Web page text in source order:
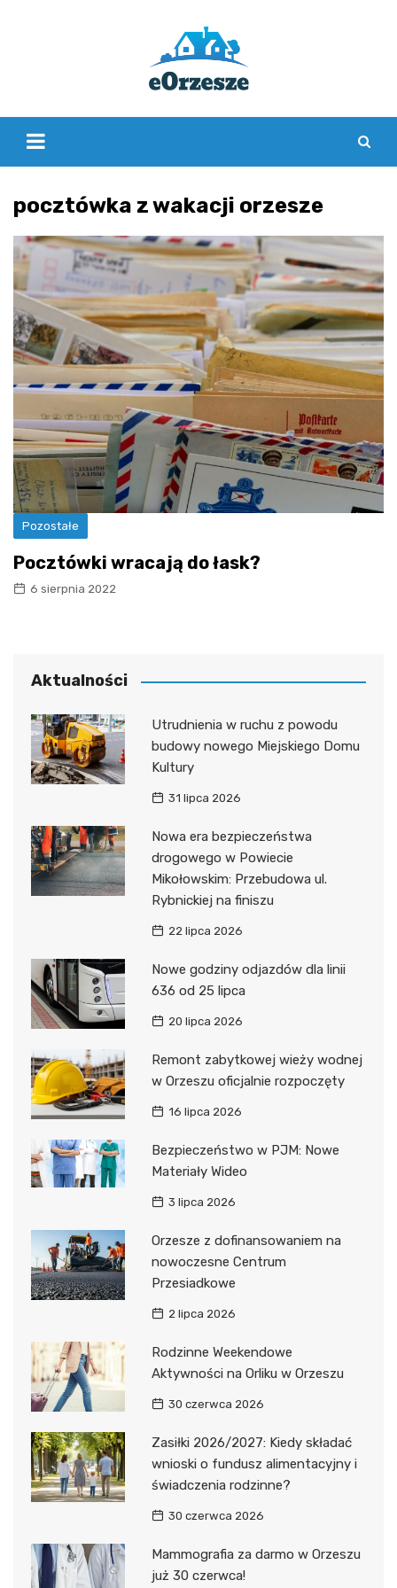
pocztówka z wakacji orzesze
Pozostałe
Pocztówki wracają do łask?
6 sierpnia 2022
Aktualności
Utrudnienia w ruchu z powodu
budowy nowego Miejskiego Domu
Kultury
31 lipca 2026
Nowa era bezpieczeństwa
drogowego w Powiecie
Mikołowskim: Przebudowa ul.
Rybnickiej na finiszu
22 lipca 2026
Nowe godziny odjazdów dla linii
636 od 25 lipca
20 lipca 2026
Remont zabytkowej wieży wodnej
w Orzeszu oficjalnie rozpoczęty
16 lipca 2026
Bezpieczeństwo w PJM: Nowe
Materiały Wideo
3 lipca 2026
Orzesze z dofinansowaniem na
nowoczesne Centrum
Przesiadkowe
2 lipca 2026
Rodzinne Weekendowe
Aktywności na Orliku w Orzeszu
30 czerwca 2026
Zasiłki 2026/2027: Kiedy składać
wnioski o fundusz alimentacyjny i
świadczenia rodzinne?
30 czerwca 2026
Mammografia za darmo w Orzeszu
już 30 czerwca!